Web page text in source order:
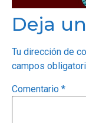
Deja
Tu dirección de
campos
Comentario *